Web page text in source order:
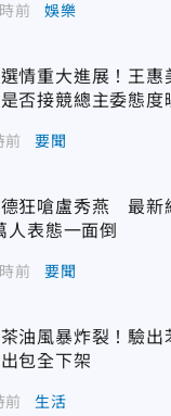
前 娛樂
情重大進展！王惠
否接競總主委態度
前 要聞
狂嗆盧秀燕 最新
人表態一面倒
前 要聞
茶油風暴炸裂！驗
包全下架
前 生活